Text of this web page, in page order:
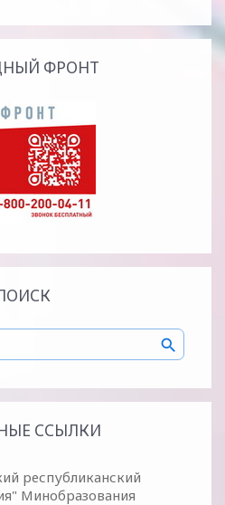
ФРОНТ
ССЫЛКИ
республиканский
Минобразования